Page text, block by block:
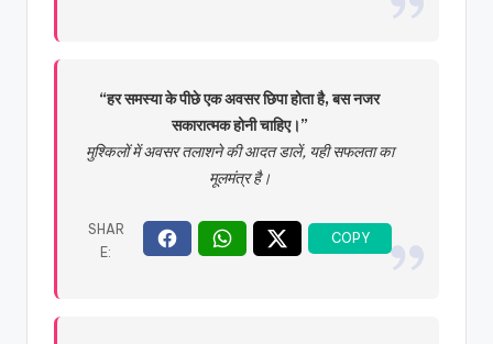
“हर समस्या के पीछे एक अवसर छिपा होता है, बस नजर
सकारात्मक होनी चाहिए।”
मुश्किलों में अवसर तलाशने की आदत डालें, यही सफलता का
मूलमंत्र है।